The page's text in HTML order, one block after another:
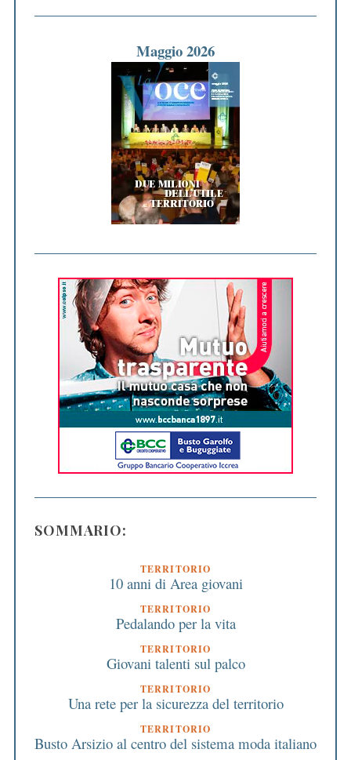
Maggio 2026
SOMMARIO:
TERRITORIO
10 anni di Area giovani
TERRITORIO
Pedalando per la vita
TERRITORIO
Giovani talenti sul palco
TERRITORIO
Una rete per la sicurezza del territorio
TERRITORIO
Busto Arsizio al centro del sistema moda italiano